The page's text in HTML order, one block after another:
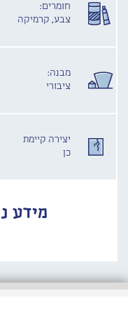
חומרים:
צבע, קרמיקה
מבנה:
ציבורי
יצירה קיימת
כן
מידע